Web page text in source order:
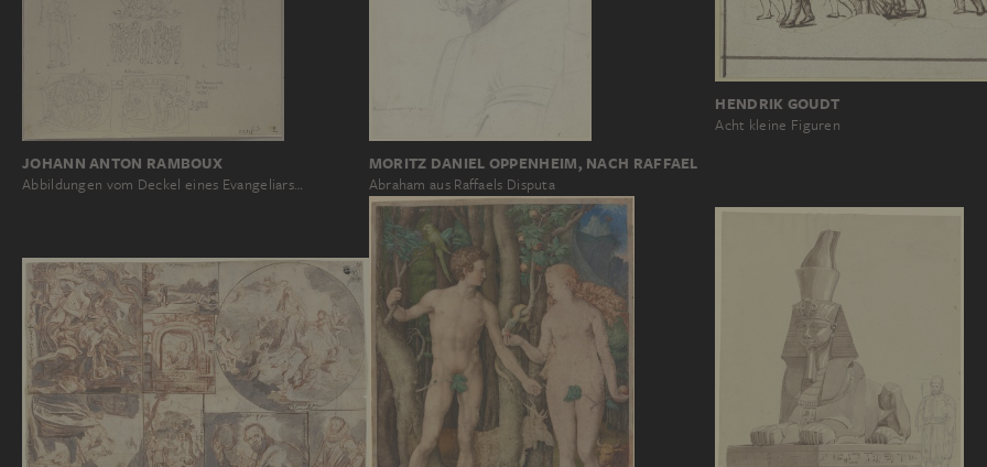
JOHANN ANTON RAMBOUX
Abbildungen vom Deckel eines Evangeliars…
MORITZ DANIEL OPPENHEIM, NACH RAFFAEL
Abraham aus Raffaels Disputa
HENDRIK GOUDT
Acht kleine Figuren